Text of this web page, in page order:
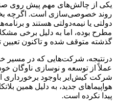
یکی از چالش‌های مهم پیش ‌روی
روند خصوصی‌سازی است. اگرچه
دولتی یا نیمه‌دولتی هستند و
مطرح بوده، اما به دلیل برخی
گذشته متوقف شده و تاکنون
درنتیجه، شرکت‌هایی که در مسیر
عملاً از توسعه و نوسازی ناوگان خود
شرکت کیش‌ایر باوجود برخورداری
هواپیماهای جدید، به دلیل همین
پیدا نکرده است.